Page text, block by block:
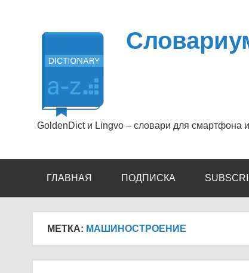
GoldenDict и Lingvo – словари для смартфона
ГЛАВНАЯ ПОДПИСКА
МЕТКА: МАШИНОСТРОЕНИЕ